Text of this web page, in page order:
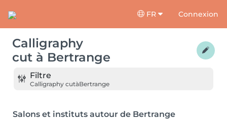
FR Connexion
Calligraphy
cut à Bertrange
Filtre
Calligraphy cutàBertrange
Salons et instituts autour de Bertrange